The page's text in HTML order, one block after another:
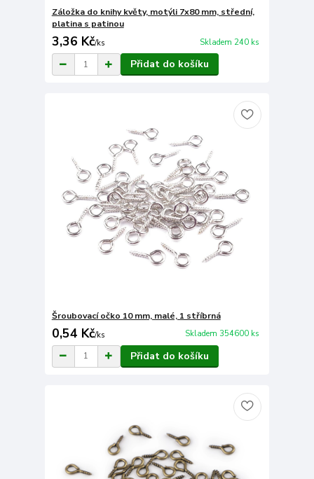
Záložka do knihy květy, motýli 7x80 mm, střední,
platina s patinou
3,36 Kč/ks Skladem 240 ks
Přidat do košíku
Šroubovací očko 10 mm, malé, 1 stříbrná
0,54 Kč/ks Skladem 354600 ks
Přidat do košíku